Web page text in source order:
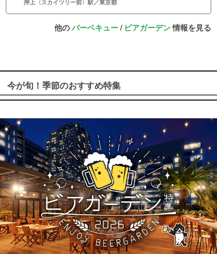
押上〈スカイツリー前〉駅／東京都
他のバーベキュー/ ビアガーデン情報を見る
今が旬！季節のおすすめ特集